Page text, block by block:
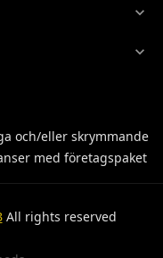
expand_more
expand_more
och/eller skrymmande
med företagspaket
All rights reserved